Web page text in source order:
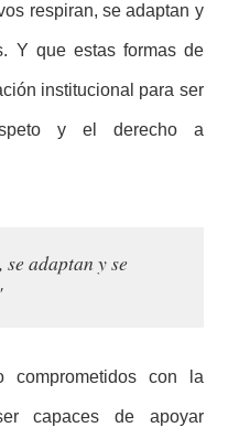
respiran, se adaptan y
Y que estas formas de
institucional para ser
y el derecho a
adaptan y se
con la
capaces de apoyar